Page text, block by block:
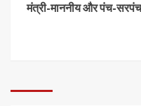
मंत्री-माननीय और पंच-सरपंच